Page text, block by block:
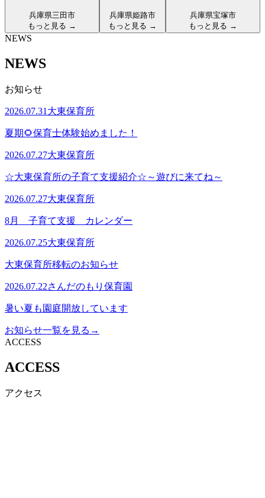
兵庫県三田市
もっと見る →
兵庫県姫路市
もっと見る →
兵庫県宝塚市
もっと見る →
NEWS
NEWS
お知らせ
2026.07.31 大東保育所
夏期🌻保育士体験始めました！
2026.07.27大東保育所
☆大東保育所の子育て支援紹介☆～遊びに来てね～
2026.07.27大東保育所
8月 子育て支援 カレンダー
2026.07.25大東保育所
大東保育所移転のお知らせ
2026.07.22さんだのもり保育園
暑い夏も園庭開放しています
お知らせ一覧を見る →
ACCESS
ACCESS
アクセス